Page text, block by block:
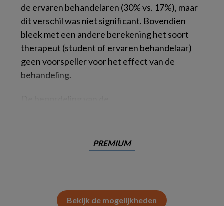
de ervaren behandelaren (30% vs. 17%), maar
dit verschil was niet significant. Bovendien
bleek met een andere berekening het soort
therapeut (student of ervaren behandelaar)
geen voorspeller voor het effect van de
behandeling.
PREMIUM
Bekijk de mogelijkheden